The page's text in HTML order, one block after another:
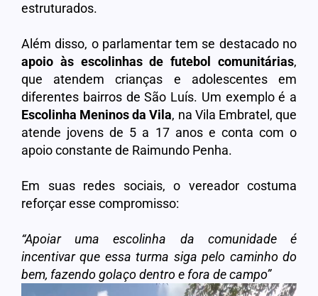
estruturados.
Além disso, o parlamentar tem se destacado no
apoio às escolinhas de futebol comunitárias,
que atendem crianças e adolescentes em
diferentes bairros de São Luís. Um exemplo é a
Escolinha Meninos da Vila, na Vila Embratel, que
atende jovens de 5 a 17 anos e conta com o
apoio constante de Raimundo Penha.
Em suas redes sociais, o vereador costuma
reforçar esse compromisso:
“Apoiar uma escolinha da comunidade é
incentivar que essa turma siga pelo caminho do
bem, fazendo golaço dentro e fora de campo”